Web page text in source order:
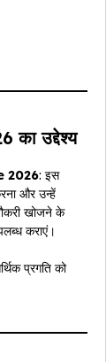
उद्देश्य
2026: इस
और उन्हें
खोजने के
कराएं।
प्रगति को